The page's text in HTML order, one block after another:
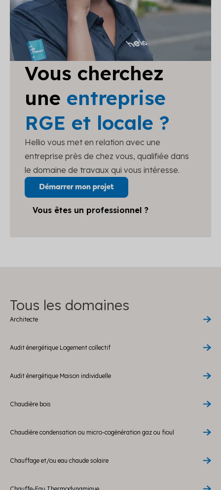
Vous cherchez
une entreprise
RGE et locale ?
Hellio vous met en relation avec une
entreprise près de chez vous, qualifiée dans
le domaine de travaux qui vous intéresse.
Vous êtes un professionnel ?
Tous les domaines
Architecte
Audit énergétique Logement collectif
Audit énergétique Maison individuelle
Chaudière bois
Chaudière condensation ou micro-cogénération gaz ou fioul
Chauffage et/ou eau chaude solaire
Chauffe-Eau Thermodynamique